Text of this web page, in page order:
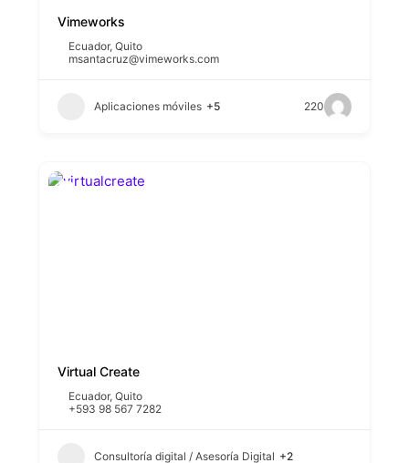
Vimeworks
Ecuador,Quito
msantacruz@vimeworks.com
Aplicaciones móviles +5 220
Virtual Create
Ecuador,Quito
+593 98 567 7282
Consultoría digital / Asesoría Digital +2